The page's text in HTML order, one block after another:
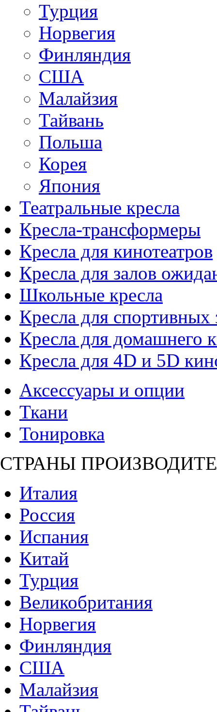
Турция
Норвегия
Финляндия
США
Малайзия
Тайвань
Польша
Корея
Япония
Театральные кресла
Кресла-трансформеры
Кресла для кинотеатров
Кресла для залов
Школьные кресла
Кресла для спортивных
Кресла для домашнего
Кресла для 4D и 5D
Аксессуары и опции
Ткани
Тонировка
СТРАНЫ
Италия
Россия
Испания
Китай
Турция
Великобритания
Норвегия
Финляндия
США
Малайзия